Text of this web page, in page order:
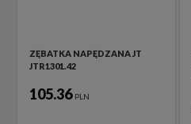
ZĘBATKA NAPĘDZANA JT
JTR1301.42
105.36 PLN